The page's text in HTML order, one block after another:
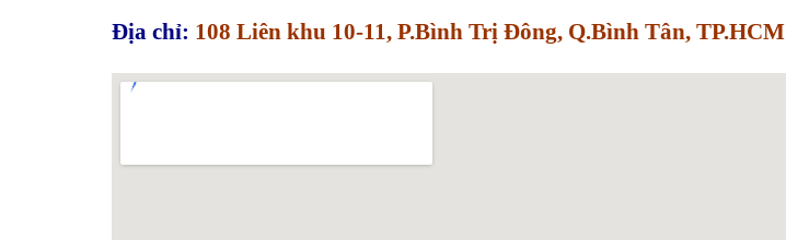
Địa chỉ: 108 Liên khu 10-11, P.Bình Trị Đông, Q.Bình Tân, TP.HCM